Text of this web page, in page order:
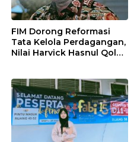
FIM Dorong Reformasi
Tata Kelola Perdagangan,
Nilai Harvick Hasnul Qolbi